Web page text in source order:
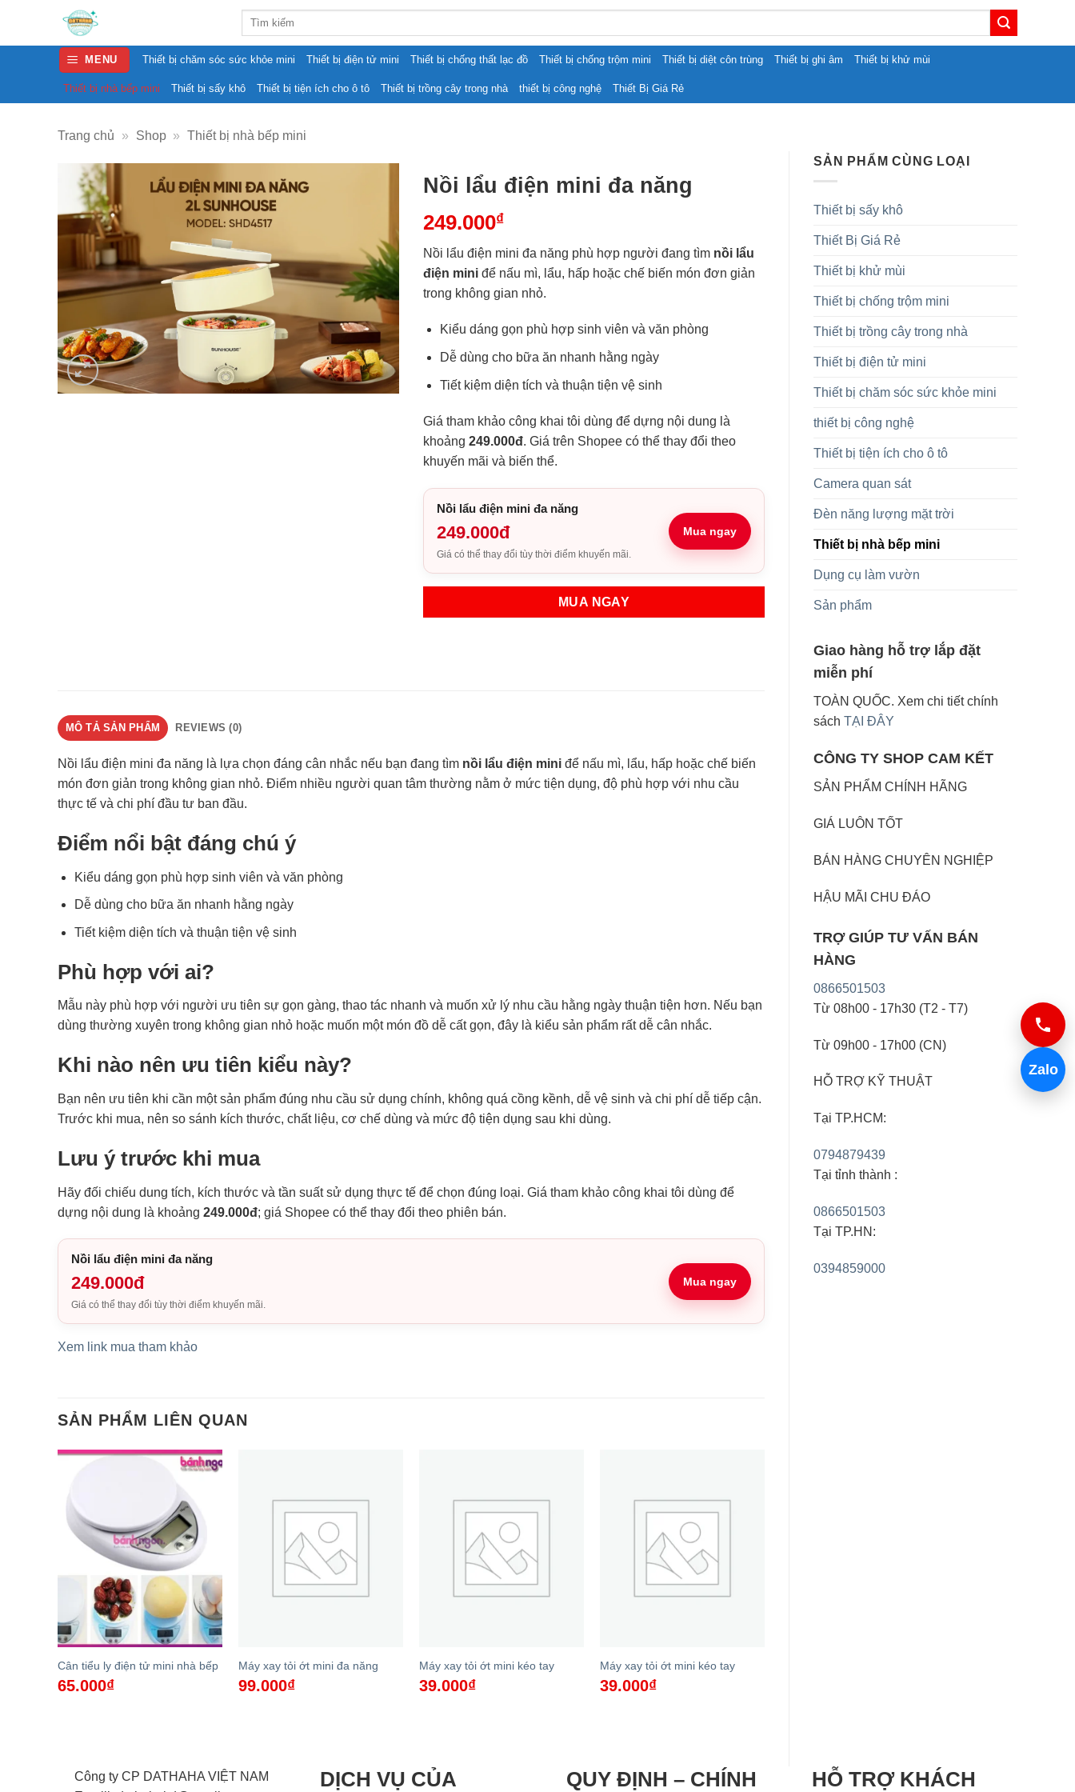
content
Search
MENU Thiết bị chăm sóc sức khỏe mini Thiết bị điện tử mini Thiết bị chống thất lạc đồ Thiết bị chống trộm mini Thiết bị diệt côn trùng Thiết bị ghi âm Thiết bị khử mùi
Thiết bị nhà bếp mini Thiết bị sấy khô Thiết bị tiện ích cho ô tô Thiết bị trồng cây trong nhà thiết bị công nghệ Thiết Bị Giá Rẻ
Trang chủ » Shop » Thiết bị nhà bếp mini
SẢN PHẨM CÙNG LOẠI
Thiết bị sấy khô
Thiết Bị Giá Rẻ
Thiết bị khử mùi
Thiết bị chống trộm mini
Thiết bị trồng cây trong nhà
Thiết bị điện tử mini
Thiết bị chăm sóc sức khỏe mini
thiết bị công nghệ
Thiết bị tiện ích cho ô tô
Camera quan sát
Đèn năng lượng mặt trời
Thiết bị nhà bếp mini
Dụng cụ làm vườn
Sản phẩm
Giao hàng hỗ trợ lắp đặt
miễn phí
TOÀN QUỐC. Xem chi tiết chính
sách TẠI ĐÂY
CÔNG TY SHOP CAM KẾT
SẢN PHẨM CHÍNH HÃNG
GIÁ LUÔN TỐT
BÁN HÀNG CHUYÊN NGHIỆP
HẬU MÃI CHU ĐÁO
TRỢ GIÚP TƯ VẤN BÁN
HÀNG
0866501503
Từ 08h00 - 17h30 (T2 - T7)
Từ 09h00 - 17h00 (CN)
HỖ TRỢ KỸ THUẬT
Tại TP.HCM:
0794879439
Tại tỉnh thành :
0866501503
Tại TP.HN:
0394859000
Nồi lẩu điện mini đa năng
249.000₫
Nồi lẩu điện mini đa năng phù hợp người đang tìm nồi lẩu
điện mini để nấu mì, lẩu, hấp hoặc chế biến món đơn giản
trong không gian nhỏ.
Kiểu dáng gọn phù hợp sinh viên và văn phòng
Dễ dùng cho bữa ăn nhanh hằng ngày
Tiết kiệm diện tích và thuận tiện vệ sinh
Giá tham khảo công khai tôi dùng để dựng nội dung là
khoảng 249.000đ. Giá trên Shopee có thể thay đổi theo
khuyến mãi và biến thể.
Nồi lẩu điện mini đa năng
249.000đ
Giá có thể thay đổi tùy thời điểm khuyến mãi.
Mua ngay
MUA NGAY
MÔ TẢ SẢN PHẨM REVIEWS (0)
Nồi lẩu điện mini đa năng là lựa chọn đáng cân nhắc nếu bạn đang tìm nồi lẩu điện mini để nấu mì, lẩu, hấp hoặc chế biến
món đơn giản trong không gian nhỏ. Điểm nhiều người quan tâm thường nằm ở mức tiện dụng, độ phù hợp với nhu cầu
thực tế và chi phí đầu tư ban đầu.
Điểm nổi bật đáng chú ý
Kiểu dáng gọn phù hợp sinh viên và văn phòng
Dễ dùng cho bữa ăn nhanh hằng ngày
Tiết kiệm diện tích và thuận tiện vệ sinh
Phù hợp với ai?
Mẫu này phù hợp với người ưu tiên sự gọn gàng, thao tác nhanh và muốn xử lý nhu cầu hằng ngày thuận tiện hơn. Nếu bạn
dùng thường xuyên trong không gian nhỏ hoặc muốn một món đồ dễ cất gọn, đây là kiểu sản phẩm rất dễ cân nhắc.
Khi nào nên ưu tiên kiểu này?
Bạn nên ưu tiên khi cần một sản phẩm đúng nhu cầu sử dụng chính, không quá cồng kềnh, dễ vệ sinh và chi phí dễ tiếp cận.
Trước khi mua, nên so sánh kích thước, chất liệu, cơ chế dùng và mức độ tiện dụng sau khi dùng.
Lưu ý trước khi mua
Hãy đối chiếu dung tích, kích thước và tần suất sử dụng thực tế để chọn đúng loại. Giá tham khảo công khai tôi dùng để
dựng nội dung là khoảng 249.000đ; giá Shopee có thể thay đổi theo phiên bán.
Nồi lẩu điện mini đa năng
249.000đ
Giá có thể thay đổi tùy thời điểm khuyến mãi.
Mua ngay
Xem link mua tham khảo
SẢN PHẨM LIÊN QUAN
Cân tiểu ly điện tử mini nhà bếp
65.000₫
Máy xay tỏi ớt mini đa năng
99.000₫
Máy xay tỏi ớt mini kéo tay
39.000₫
Máy xay tỏi ớt mini kéo tay
39.000₫
Công ty CP DATHAHA VIỆT NAM
DỊCH VỤ CỦA QUY ĐỊNH – CHÍNH HỖ TRỢ KHÁCH
Zalo